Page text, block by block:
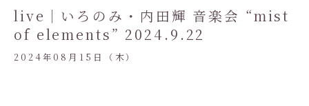
live｜いろのみ・内田輝 音楽会 “mist
of elements” 2024.9.22
2024年08月15日（木）